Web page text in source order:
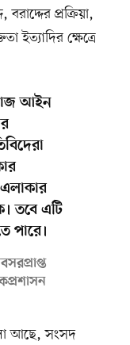
প্রক্রিয়া,
ইত্যাদির ক্ষেত্রে
আইন
তবে এটি
পারে।
আছে, সংসদ